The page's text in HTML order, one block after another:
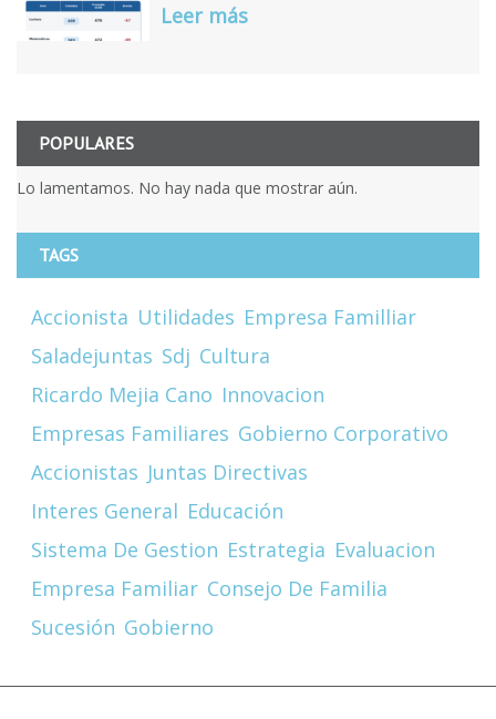
Leer más
POPULARES
Lo lamentamos. No hay nada que mostrar aún.
TAGS
Accionista Utilidades Empresa Familliar
Saladejuntas Sdj Cultura
Ricardo Mejia Cano Innovacion
Empresas Familiares Gobierno Corporativo
Accionistas Juntas Directivas
Interes General Educación
Sistema De Gestion Estrategia Evaluacion
Empresa Familiar Consejo De Familia
Sucesión Gobierno